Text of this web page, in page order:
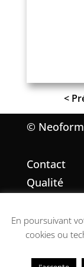
<
©
Contact
Qualité
Mentions
Conditions
En poursuivant
cookies ou